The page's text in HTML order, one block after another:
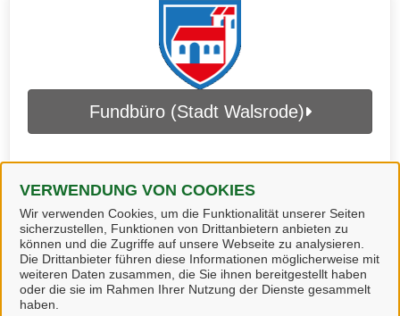
VERWENDUNG VON COOKIES
Wir verwenden Cookies, um die Funktionalität unserer Seiten
sicherzustellen, Funktionen von Drittanbietern anbieten zu
können und die Zugriffe auf unsere Webseite zu analysieren.
Die Drittanbieter führen diese Informationen möglicherweise mit
weiteren Daten zusammen, die Sie ihnen bereitgestellt haben
oder die sie im Rahmen Ihrer Nutzung der Dienste gesammelt
haben.
Fundbüro (Stadt Walsrode)
Heidekreis